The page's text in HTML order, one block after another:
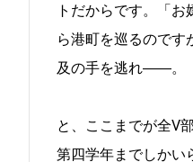
トだからです。「
ら港町を巡るので
及の手を逃れ――。
と、ここまでが全V
第四学年までしかい